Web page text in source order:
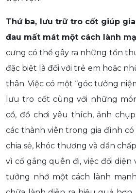
Thứ ba, lưu trữ tro cốt giúp
đau mất mát một cách lành
cưng có thể gây ra những tổn
đặc biệt là đối với trẻ em hoặc
thân. Việc có một “góc tưởng
lưu tro cốt cùng với những
cổ, đồ chơi yêu thích, ảnh
các thành viên trong gia đình
chia sẻ, khóc thương và dần
vì cố gắng quên đi, việc đối diện
tưởng nhớ một cách lành